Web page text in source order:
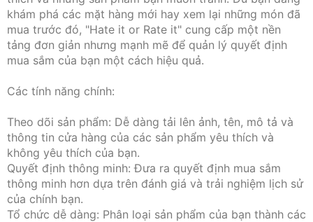
khám phá các mặt hàng mới hay xem lại những món đã
mua trước đó, "Hate it or Rate it" cung cấp một nền
tảng đơn giản nhưng mạnh mẽ để quản lý quyết định
mua sắm của bạn một cách hiệu quả.
Các tính năng chính:
Theo dõi sản phẩm: Dễ dàng tải lên ảnh, tên, mô tả và
thông tin cửa hàng của các sản phẩm yêu thích và
không yêu thích của bạn.
Quyết định thông minh: Đưa ra quyết định mua sắm
thông minh hơn dựa trên đánh giá và trải nghiệm lịch sử
của chính bạn.
Tổ chức dễ dàng: Phân loại sản phẩm của bạn thành các